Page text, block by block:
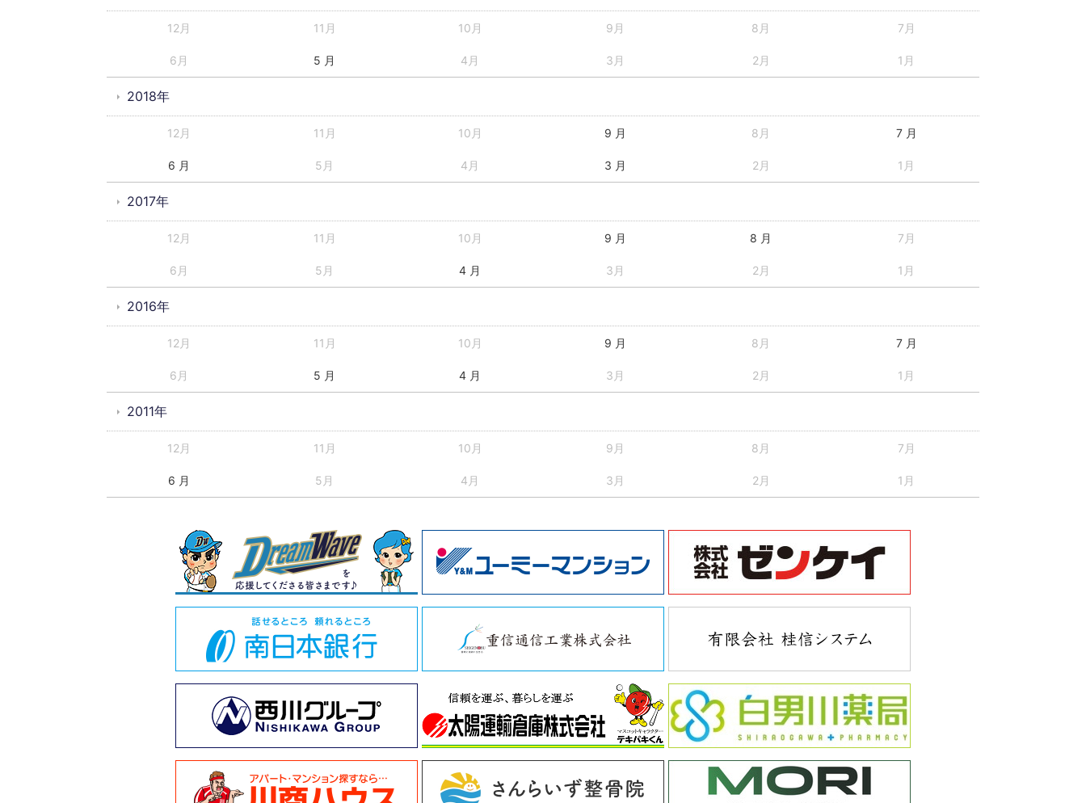
12月 11月 10月 9月 8月 7月
6月 5 月 4月 3月 2月 1月
2018年
12月 11月 10月 9 月 8月 7 月
6 月 5月 4月 3 月 2月 1月
2017年
12月 11月 10月 9 月 8 月 7月
6月 5月 4 月 3月 2月 1月
2016年
12月 11月 10月 9 月 8月 7 月
6月 5 月 4 月 3月 2月 1月
2011年
12月 11月 10月 9月 8月 7月
6 月 5月 4月 3月 2月 1月